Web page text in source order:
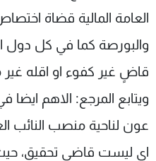
العامة المالية قضاة
والبورصة كما في كل دول
قاضٍ غير كفوء او اقله
ويتابع المرجع: الاهم ايضا
عون لناحية منصب النائب
اي ليست قاضي تحقيق، حيث